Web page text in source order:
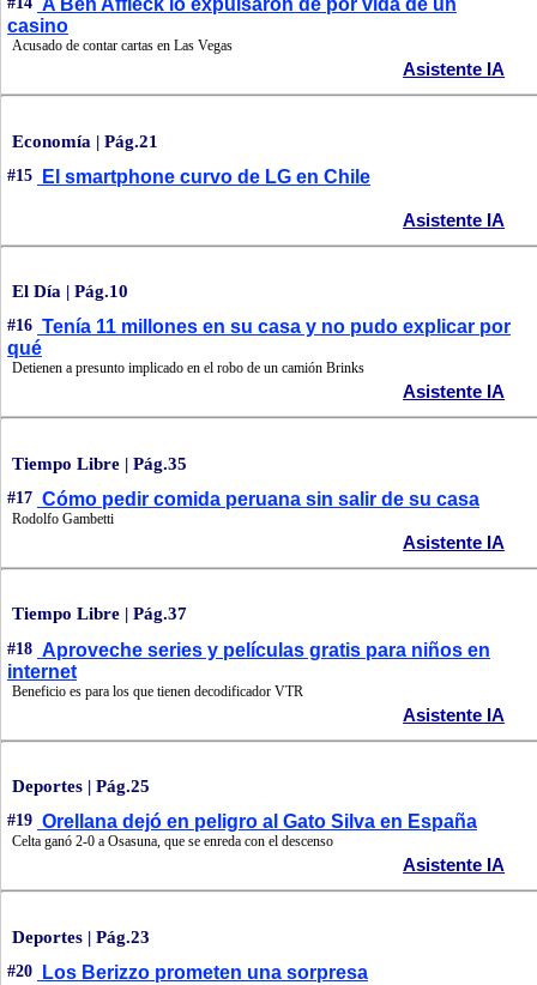
A Ben Affleck lo expulsaron de por vida de un
casino
Acusado de contar cartas en Las Vegas
Asistente IA
Economía | Pág.21
#15 El smartphone curvo de LG en Chile
Asistente IA
El Día | Pág.10
#16 Tenía 11 millones en su casa y no pudo explicar por
qué
Detienen a presunto implicado en el robo de un camión Brinks
Asistente IA
Tiempo Libre | Pág.35
#17 Cómo pedir comida peruana sin salir de su casa
Rodolfo Gambetti
Asistente IA
Tiempo Libre | Pág.37
#18 Aproveche series y películas gratis para niños en
internet
Beneficio es para los que tienen decodificador VTR
Asistente IA
Deportes | Pág.25
#19 Orellana dejó en peligro al Gato Silva en España
Celta ganó 2-0 a Osasuna, que se enreda con el descenso
Asistente IA
Deportes | Pág.23
#20 Los Berizzo prometen una sorpresa